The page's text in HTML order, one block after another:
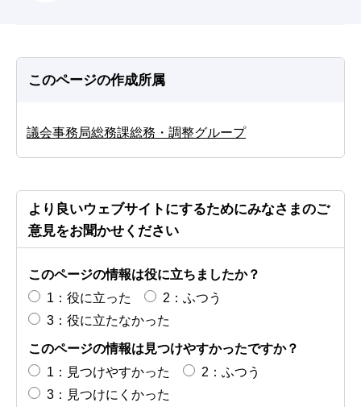
このページの作成所属
議会事務局総務課総務・調整グループ
より良いウェブサイトにするためにみなさまのご
意見をお聞かせください
このページの情報は役に立ちましたか？
1：役に立った
2：ふつう
3：役に立たなかった
このページの情報は見つけやすかったですか？
1：見つけやすかった
2：ふつう
3：見つけにくかった